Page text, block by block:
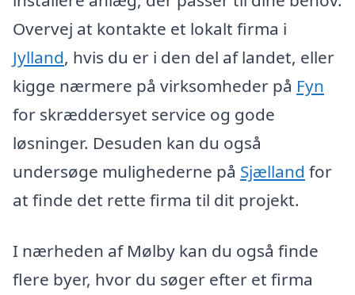
Overvej at kontakte et lokalt firma i
Jylland, hvis du er i den del af landet, eller
kigge nærmere på virksomheder på Fyn
for skræddersyet service og gode
løsninger. Desuden kan du også
undersøge mulighederne på Sjælland for
at finde det rette firma til dit projekt.
I nærheden af Mølby kan du også finde
flere byer, hvor du søger efter et firma